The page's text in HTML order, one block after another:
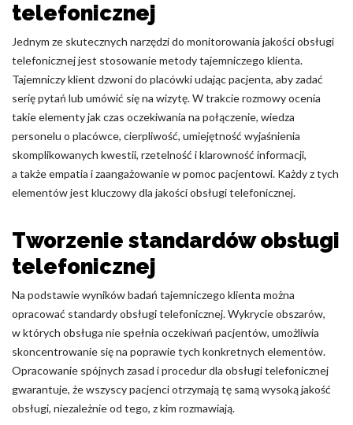
telefonicznej
Jednym ze skutecznych narzędzi do monitorowania jakości obsługi
telefonicznej jest stosowanie metody tajemniczego klienta.
Tajemniczy klient dzwoni do placówki udając pacjenta, aby zadać
serię pytań lub umówić się na wizytę. W trakcie rozmowy ocenia
takie elementy jak czas oczekiwania na połączenie, wiedza
personelu o placówce, cierpliwość, umiejętność wyjaśnienia
skomplikowanych kwestii, rzetelność i klarowność informacji,
a także empatia i zaangażowanie w pomoc pacjentowi. Każdy z tych
elementów jest kluczowy dla jakości obsługi telefonicznej.
Tworzenie standardów obsługi
telefonicznej
Na podstawie wyników badań tajemniczego klienta można
opracować standardy obsługi telefonicznej. Wykrycie obszarów,
w których obsługa nie spełnia oczekiwań pacjentów, umożliwia
skoncentrowanie się na poprawie tych konkretnych elementów.
Opracowanie spójnych zasad i procedur dla obsługi telefonicznej
gwarantuje, że wszyscy pacjenci otrzymają tę samą wysoką jakość
obsługi, niezależnie od tego, z kim rozmawiają.